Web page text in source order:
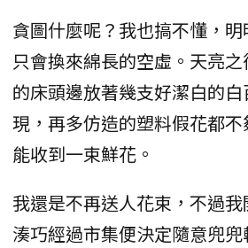
貪圖什麼呢？我也搞不懂，
只會換來綿長的空虛。天亮
的床頭邊放著幾支好潔白的
現，再多仿造的塑料假花都
能收到一束鮮花。
我還是不再送人花束，不過我
湊巧經過市集便決定隨意兜